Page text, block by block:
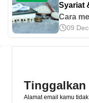
Syariat
Cara
09
Tinggalkan
Alamat email kamu